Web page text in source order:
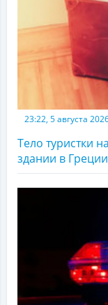
23:22, 5 августа
Тело туристки
здании в Греции